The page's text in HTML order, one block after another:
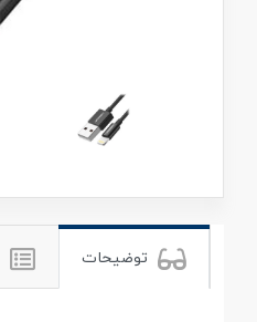
توضیحات